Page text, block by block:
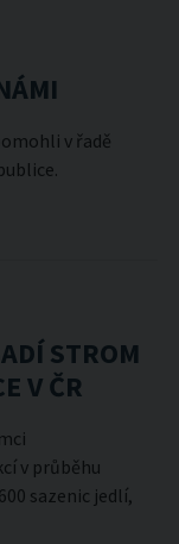
v řadě
STROM
V ČR
v průběhu
sazenic jedlí,